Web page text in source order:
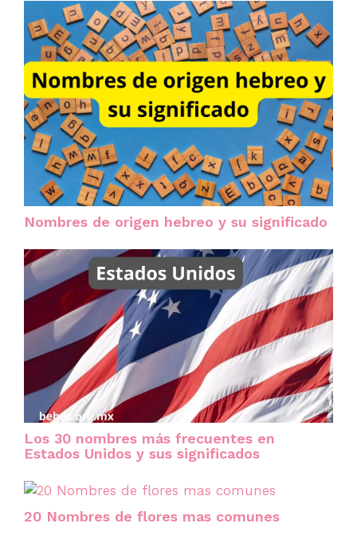
Nombres de origen hebreo y su significado
Los 30 nombres más frecuentes en
Estados Unidos y sus significados
20 Nombres de flores mas comunes